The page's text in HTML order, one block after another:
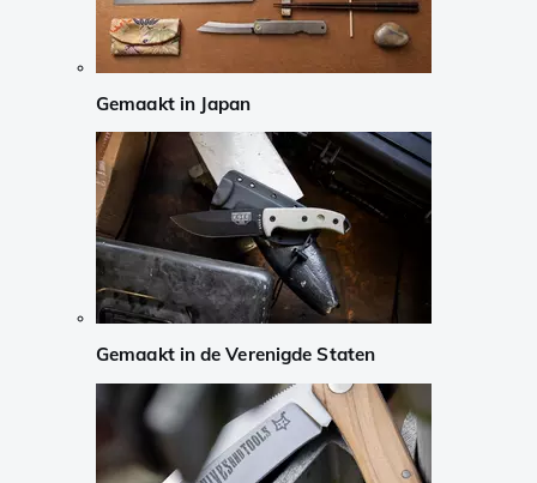
Gemaakt in Japan
Gemaakt in de Verenigde Staten